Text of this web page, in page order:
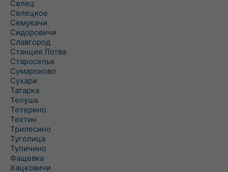
Селец
Селецкое
Семукачи
Сидоровичи
Славгород
Станция Лотва
Староселье
Сумароково
Сухари
Татарка
Телуша
Тетерино
Техтин
Трилесино
Туголица
Тупичино
Фащевка
Хацковичи